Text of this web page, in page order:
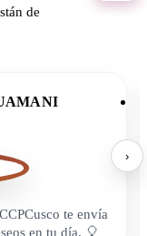
de
te envía
en tu día. 🎈
›